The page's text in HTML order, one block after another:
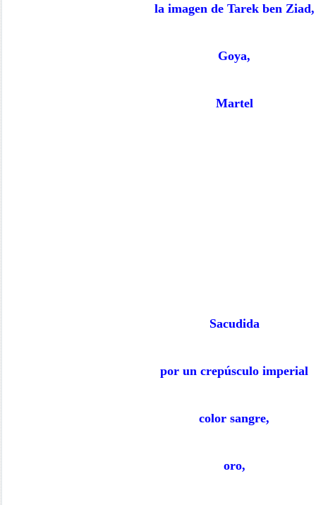
la imagen de Tarek ben Ziad,
Goya,
Martel
Sacudida
por un crepúsculo imperial
color sangre,
oro,